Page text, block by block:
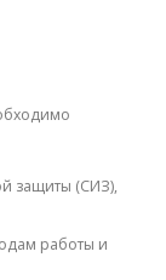
защиты (СИЗ),
работы и